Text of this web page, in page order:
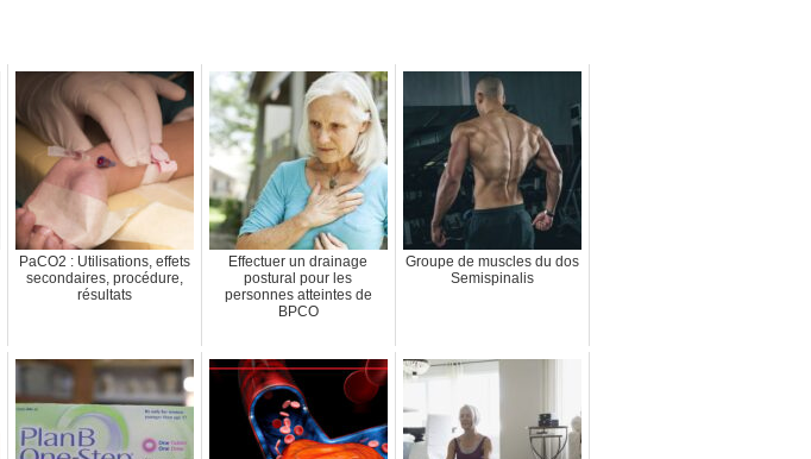
PaCO2 : Utilisations, effets
secondaires, procédure,
résultats
Effectuer un drainage
postural pour les
personnes atteintes de
BPCO
Groupe de muscles du dos
Semispinalis